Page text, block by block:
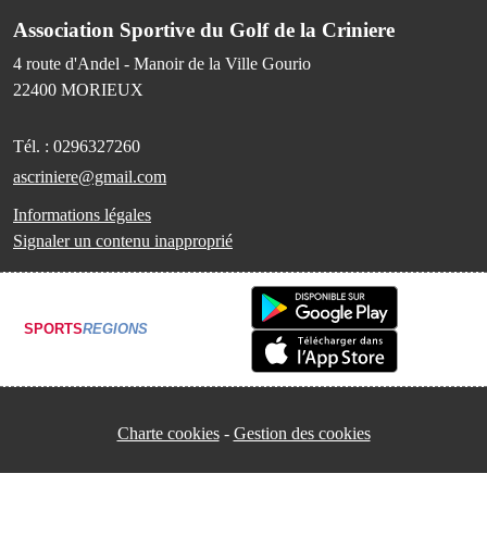
Association Sportive du Golf de la Criniere
4 route d'Andel - Manoir de la Ville Gourio
22400 MORIEUX
Tél. : 0296327260
ascriniere@gmail.com
Informations légales
Signaler un contenu inapproprié
SPORTSREGIONS
Charte cookies Gestion des cookies